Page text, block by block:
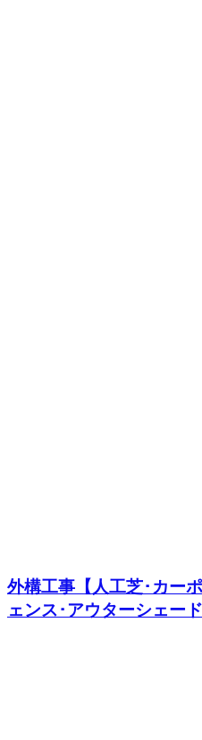
外構工事【人工芝･カー
ェンス･アウターシェー